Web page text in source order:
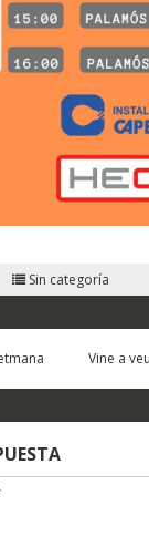
Sin categoría
Vine a